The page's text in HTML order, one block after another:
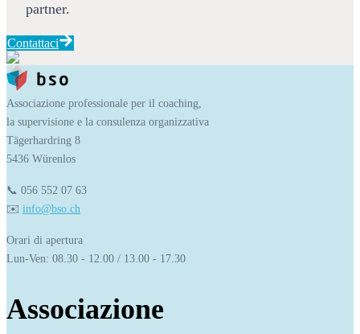
partner.
Contattaci
Associazione professionale per il coaching,
la supervisione e la consulenza organizzativa
Tägerhardring 8
5436 Würenlos
📞 056 552 07 63
✉️ info@bso.ch
Orari di apertura
Lun-Ven: 08.30 - 12.00 / 13.00 - 17.30
Associazione